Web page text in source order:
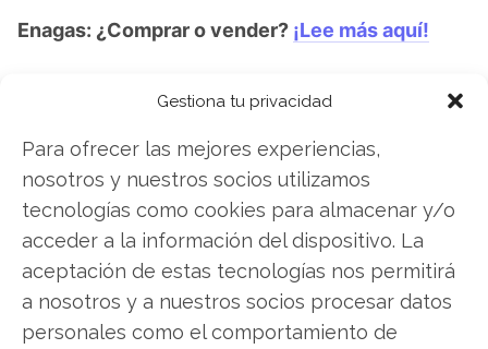
Gestiona tu privacidad
Para ofrecer las mejores experiencias,
nosotros y nuestros socios utilizamos
tecnologías como cookies para almacenar y/o
acceder a la información del dispositivo. La
aceptación de estas tecnologías nos permitirá
a nosotros y a nuestros socios procesar datos
personales como el comportamiento de
Enagas: ¿Comprar o vender? ¡Lee más aquí!
Compartir este artículo
Twitter
Facebook